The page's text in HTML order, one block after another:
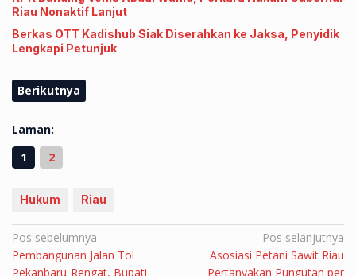
Riau Nonaktif Lanjut
Berkas OTT Kadishub Siak Diserahkan ke Jaksa, Penyidik
Lengkapi Petunjuk
Berikutnya
Laman:
1
2
Hukum Riau
Navigasi
pos
Pos sebelumnya
Pembangunan Jalan Tol
Pekanbaru-Rengat, Bupati
Pos selanjutnya
Asosiasi Petani Sawit Riau
Pertanyakan Pungutan per